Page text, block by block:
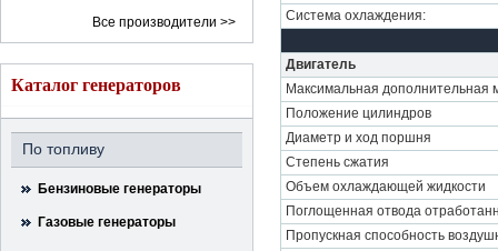
Все производители >>
Каталог генераторов
По топливу
Бензиновые генераторы
Газовые генераторы
Система охлаждения:
Двигатель
Максимальная дополнительная
Положение цилиндров
Диаметр и ход поршня
Степень сжатия
Объем охлаждающей жидкости
Поглощенная отвода
Пропускная способность